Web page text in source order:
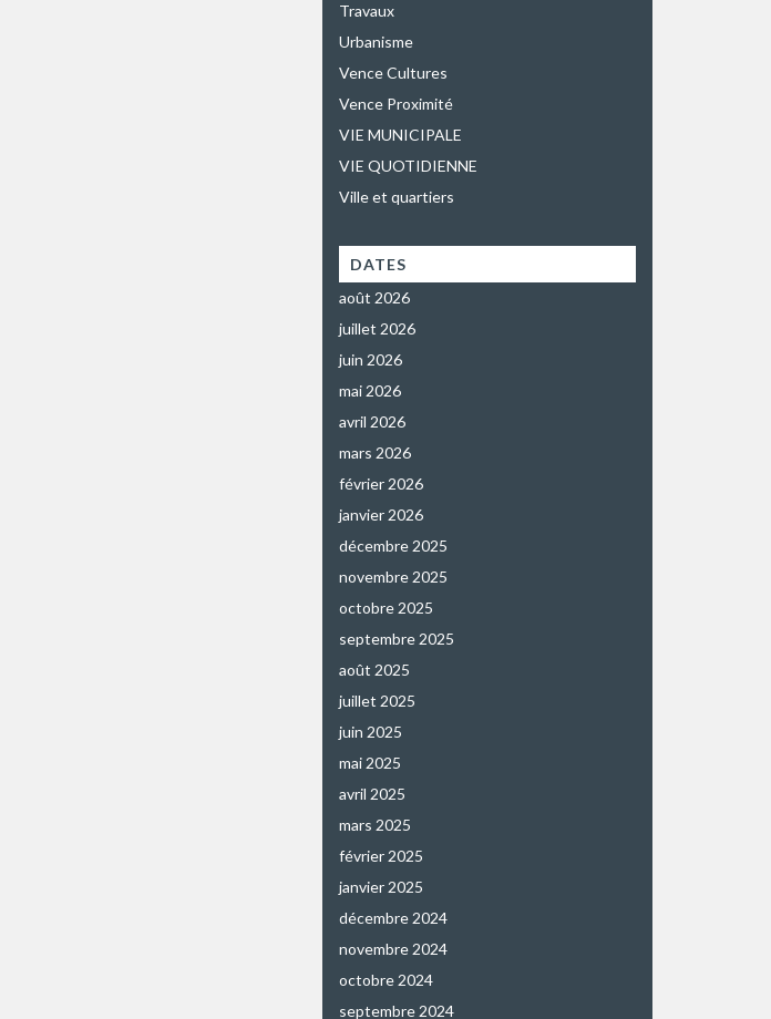
Travaux
Urbanisme
Vence Cultures
Vence Proximité
VIE MUNICIPALE
VIE QUOTIDIENNE
Ville et quartiers
DATES
août 2026
juillet 2026
juin 2026
mai 2026
avril 2026
mars 2026
février 2026
janvier 2026
décembre 2025
novembre 2025
octobre 2025
septembre 2025
août 2025
juillet 2025
juin 2025
mai 2025
avril 2025
mars 2025
février 2025
janvier 2025
décembre 2024
novembre 2024
octobre 2024
septembre 2024